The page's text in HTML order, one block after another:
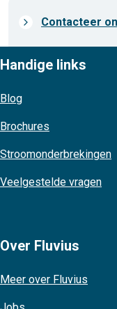
Prefooter
Contacteer
Handige links
Blog
Brochures
Stroomonderbrekingen
Veelgestelde vragen
Over Fluvius
Meer over Fluvius